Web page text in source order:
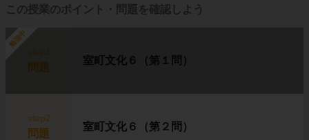
この授業のポイント・問題を確認しよう
勉強中
問題
室町文化６（第１問）
step2
問題
室町文化６（第２問）